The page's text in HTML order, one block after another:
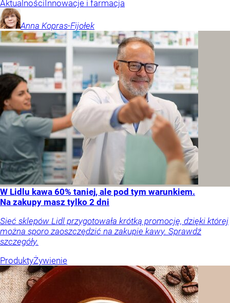
Aktualności Innowacje i farmacja
Anna Kopras-Fijołek
W Lidlu kawa 60% taniej, ale pod tym warunkiem.
Na zakupy masz tylko 2 dni
Sieć sklepów Lidl przygotowała krótką promocję, dzięki której
można sporo zaoszczędzić na zakupie kawy. Sprawdź
szczegóły.
ProduktyŻywienie